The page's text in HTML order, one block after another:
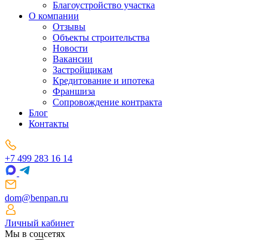
Благоустройство участка
О компании
Отзывы
Объекты строительства
Новости
Вакансии
Застройщикам
Кредитование и ипотека
Франшиза
Сопровождение контракта
Блог
Контакты
+7 499 283 16 14
dom@benpan.ru
Личный кабинет
Мы в соцсетях